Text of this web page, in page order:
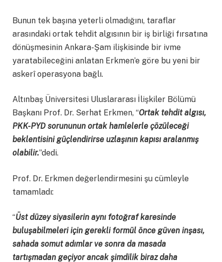
Bunun tek başına yeterli olmadığını, taraflar
arasındaki ortak tehdit algısının bir iş birliği fırsatına
dönüşmesinin Ankara-Şam ilişkisinde bir ivme
yaratabileceğini anlatan Erkmen’e göre bu yeni bir
askerî operasyona bağlı.
Altınbaş Üniversitesi Uluslararası İlişkiler Bölümü
Başkanı Prof. Dr. Serhat Erkmen, “Ortak tehdit algısı,
PKK-PYD sorununun ortak hamlelerle çözüleceği
beklentisini güçlendirirse uzlaşının kapısı aralanmış
olabilir.”dedi.
Prof. Dr. Erkmen değerlendirmesini şu cümleyle
tamamladı:
“Üst düzey siyasilerin aynı fotoğraf karesinde
buluşabilmeleri için gerekli formül önce güven inşası,
sahada somut adımlar ve sonra da masada
tartışmadan geçiyor ancak şimdilik biraz daha